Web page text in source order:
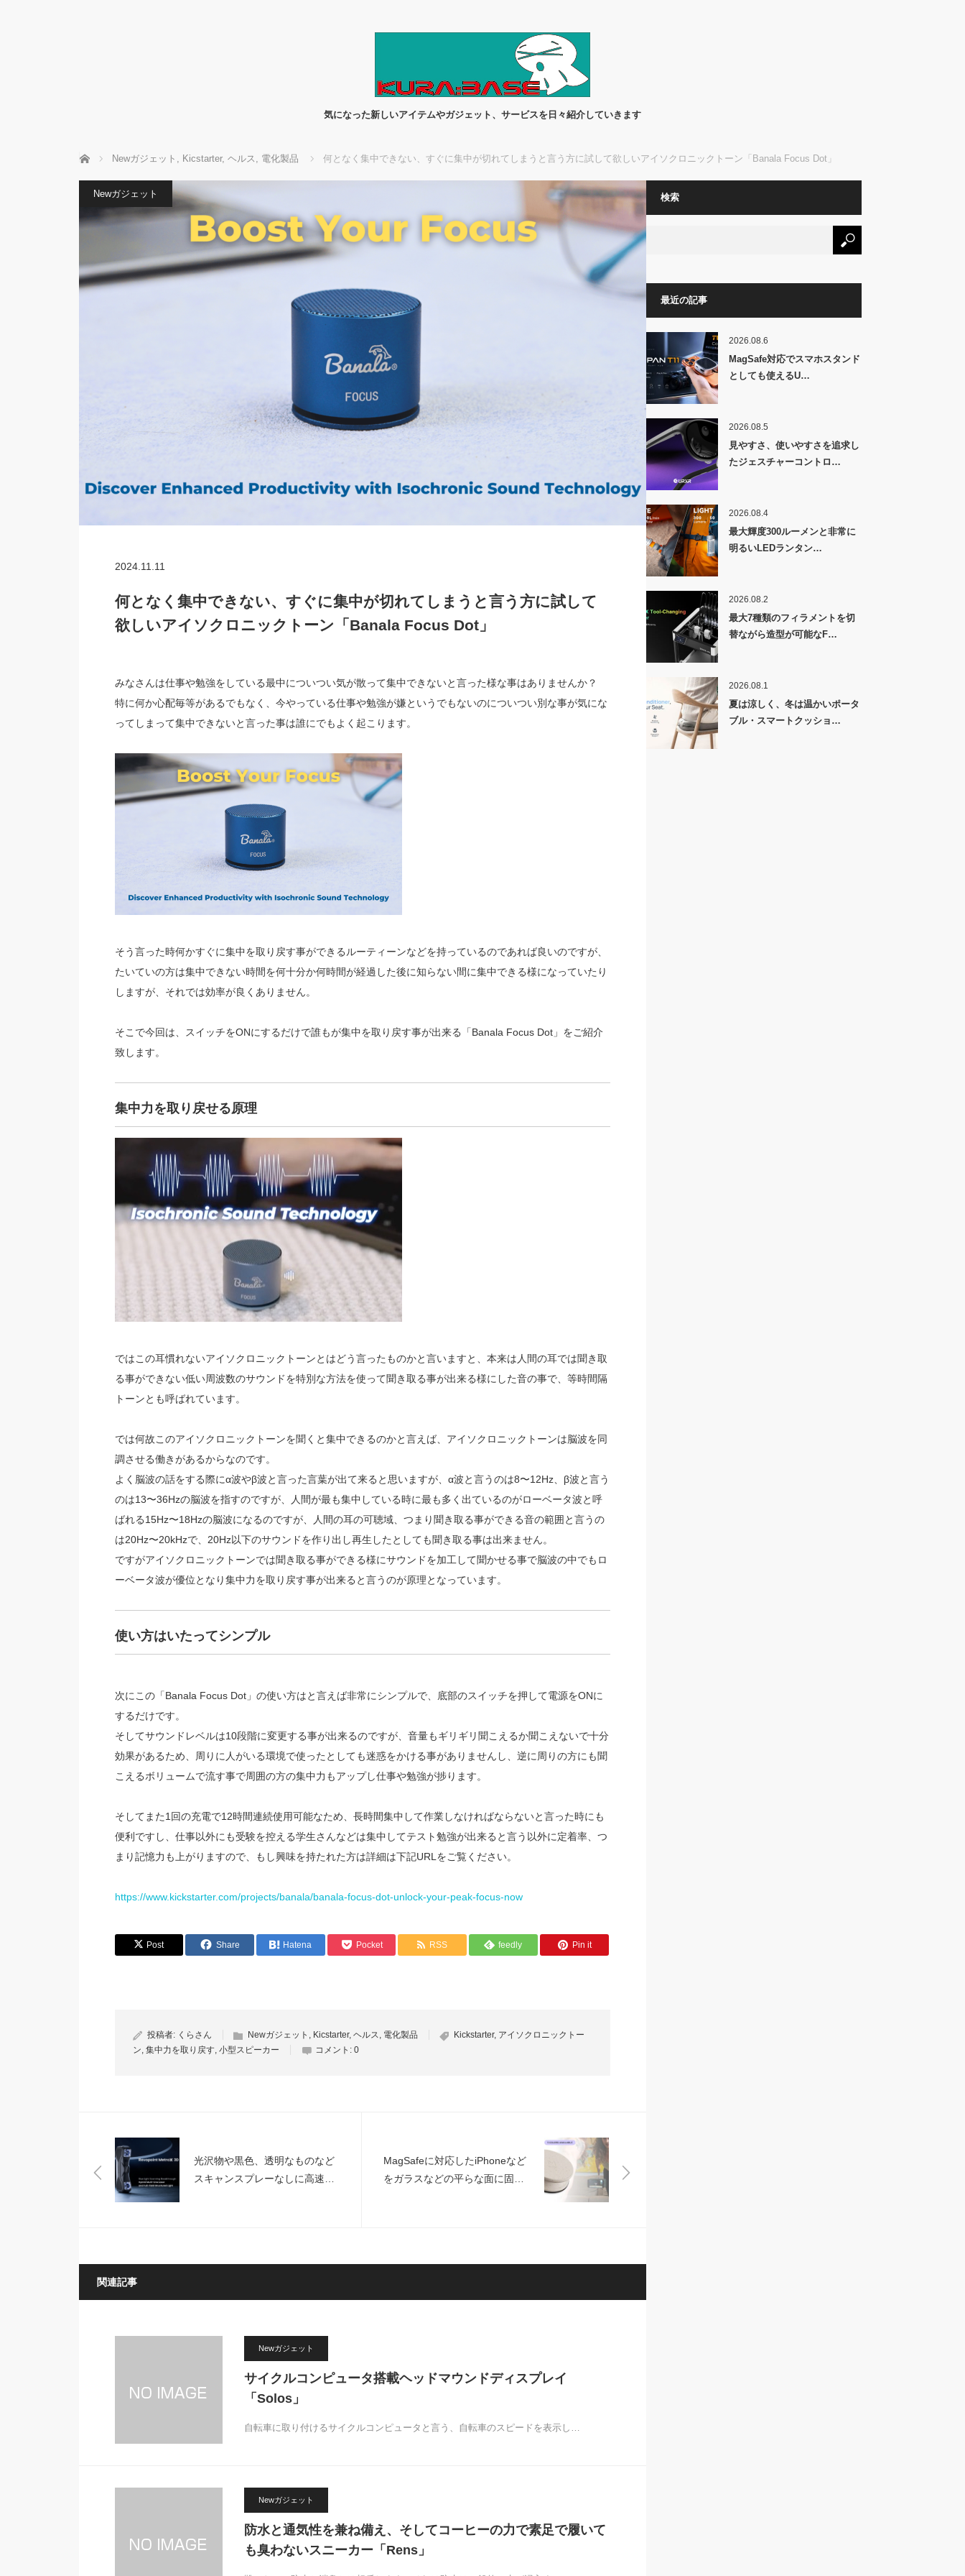
気になった新しいアイテムやガジェット、サービスを日々紹介していきます
ホーム Newガジェット , Kicstarter, ヘルス , 電化製品 何となく集中できない、すぐに集中が切れてしまうと言う方に試して欲しいアイソクロニックトーン「Banala Focus Dot」
Newガジェット
2024.11.11
何となく集中できない、すぐに集中が切れてしまうと言う方に試して
欲しいアイソクロニックトーン「Banala Focus Dot」
みなさんは仕事や勉強をしている最中についつい気が散って集中できないと言った様な事はありませんか？
特に何か心配毎等があるでもなく、今やっている仕事や勉強が嫌というでもないのについつい別な事が気にな
ってしまって集中できないと言った事は誰にでもよく起こります。
そう言った時何かすぐに集中を取り戻す事ができるルーティーンなどを持っているのであれば良いのですが、
たいていの方は集中できない時間を何十分か何時間が経過した後に知らない間に集中できる様になっていたり
しますが、それでは効率が良くありません。
そこで今回は、スイッチをONにするだけで誰もが集中を取り戻す事が出来る「Banala Focus Dot」をご紹介
致します。
集中力を取り戻せる原理
ではこの耳慣れないアイソクロニックトーンとはどう言ったものかと言いますと、本来は人間の耳では聞き取
る事ができない低い周波数のサウンドを特別な方法を使って聞き取る事が出来る様にした音の事で、等時間隔
トーンとも呼ばれています。
では何故このアイソクロニックトーンを聞くと集中できるのかと言えば、アイソクロニックトーンは脳波を同
調させる働きがあるからなのです。
よく脳波の話をする際にα波やβ波と言った言葉が出て来ると思いますが、α波と言うのは8〜12Hz、β波と言う
のは13〜36Hzの脳波を指すのですが、人間が最も集中している時に最も多く出ているのがローベータ波と呼
ばれる15Hz〜18Hzの脳波になるのですが、人間の耳の可聴域、つまり聞き取る事ができる音の範囲と言うの
は20Hz〜20kHzで、20Hz以下のサウンドを作り出し再生したとしても聞き取る事は出来ません。
ですがアイソクロニックトーンでは聞き取る事ができる様にサウンドを加工して聞かせる事で脳波の中でもロ
ーベータ波が優位となり集中力を取り戻す事が出来ると言うのが原理となっています。
使い方はいたってシンプル
次にこの「Banala Focus Dot」の使い方はと言えば非常にシンプルで、底部のスイッチを押して電源をONに
するだけです。
そしてサウンドレベルは10段階に変更する事が出来るのですが、音量もギリギリ聞こえるか聞こえないで十分
効果があるため、周りに人がいる環境で使ったとしても迷惑をかける事がありませんし、逆に周りの方にも聞
こえるボリュームで流す事で周囲の方の集中力もアップし仕事や勉強が捗ります。
そしてまた1回の充電で12時間連続使用可能なため、長時間集中して作業しなければならないと言った時にも
便利ですし、仕事以外にも受験を控える学生さんなどは集中してテスト勉強が出来ると言う以外に定着率、つ
まり記憶力も上がりますので、もし興味を持たれた方は詳細は下記URLをご覧ください。
https://www.kickstarter.com/projects/banala/banala-focus-dot-unlock-your-peak-focus-now
Post Share Hatena Pocket RSS feedly Pin it
投稿者: くらさん Newガジェット , Kicstarter, ヘルス, 電化製品 Kickstarter, アイソクロニックトー
ン, 集中力を取り戻す, 小型スピーカー コメント: 0
光沢物や黒色、透明なものなど
スキャンスプレーなしに高速高
MagSafeに対応したiPhoneなど
をガラスなどの平らな面に固定
関連記事
Newガジェット
サイクルコンピュータ搭載ヘッドマウンドディスプレイ
「Solos」
自転車に取り付けるサイクルコンピュータと言う、自転車のスピードを表示し…
Newガジェット
防水と通気性を兼ね備え、そしてコーヒーの力で素足で履いて
も臭わないスニーカー「Rens」
検索
最近の記事
2026.08.6
MagSafe対応でスマホスタンド
としても使えるU…
2026.08.5
見やすさ、使いやすさを追求し
たジェスチャーコントロ…
2026.08.4
最大輝度300ルーメンと非常に
明るいLEDランタン…
2026.08.2
最大7種類のフィラメントを切
替ながら造型が可能なF…
2026.08.1
夏は涼しく、冬は温かいポータ
ブル・スマートクッショ…